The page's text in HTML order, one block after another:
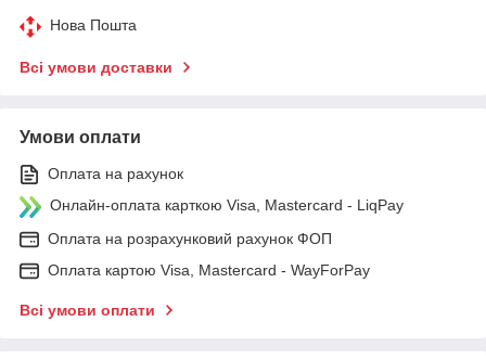
Нова Пошта
Всі умови доставки
Умови оплати
Оплата на рахунок
Онлайн-оплата карткою Visa, Mastercard - LiqPay
Оплата на розрахунковий рахунок ФОП
Оплата картою Visa, Mastercard - WayForPay
Всі умови оплати